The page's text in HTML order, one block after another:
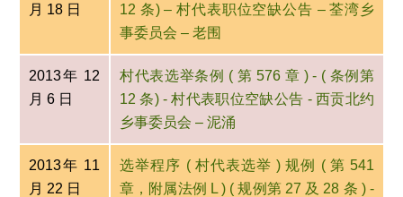
月 18 日
12 条) – 村代表职位空缺公告 – 荃湾乡
事委员会 – 老围
2013年 12
月 6 日
村代表选举条例 ( 第 576 章 ) - ( 条例第
12 条) - 村代表职位空缺公告 - 西贡北约
乡事委员会 – 泥涌
2013年 11
月 22 日
选举程序 ( 村代表选举 ) 规例 ( 第 541
章，附属法例 L ) ( 规例第 27 及 28 条 ) -